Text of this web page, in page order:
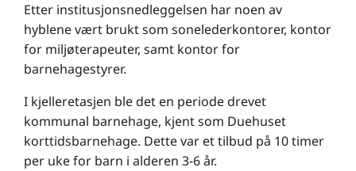
Etter institusjonsnedleggelsen har noen av
hyblene vært brukt som sonelederkontorer, kontor
for miljøterapeuter, samt kontor for
barnehagestyrer.
I kjelleretasjen ble det en periode drevet
kommunal barnehage, kjent som Duehuset
korttidsbarnehage. Dette var et tilbud på 10 timer
per uke for barn i alderen 3-6 år.